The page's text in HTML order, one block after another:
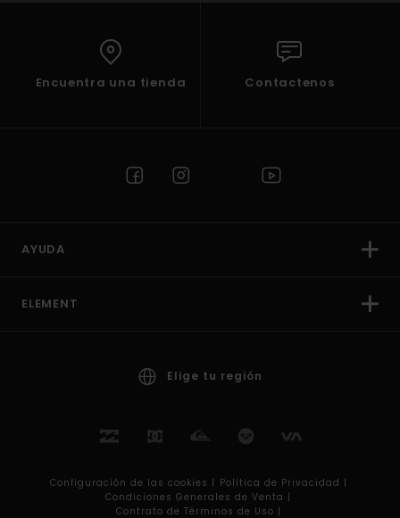
Encuentra una tienda Contactenos
AYUDA
ELEMENT
Elige tu región
Configuración de las cookies | Política de Privacidad |
Condiciones Generales de Venta |
Contrato de Términos de Uso |